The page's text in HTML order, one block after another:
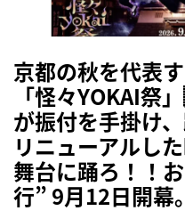
京都の秋を代表
「怪々YOKAI
が振付を手掛け
リニューアルし
舞台に踊ろ！！
行” 9月12日開幕